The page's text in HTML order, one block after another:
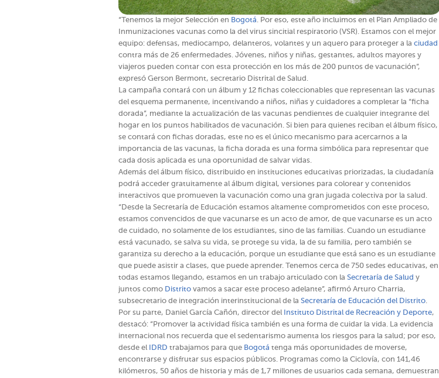
“Tenemos la mejor Selección en Bogotá. Por eso, este año incluimos en el Plan Ampliado de
Inmunizaciones vacunas como la del virus sincitial respiratorio (VSR). Estamos con el mejor
equipo: defensas, mediocampo, delanteros, volantes y un aquero para proteger a la ciudad
contra más de 26 enfermedades. Jóvenes, niños y niñas, gestantes, adultos mayores y
viajeros pueden contar con esta protección en los más de 200 puntos de vacunación”,
expresó Gerson Bermont, secretario Distrital de Salud.
La campaña contará con un álbum y 12 fichas coleccionables que representan las vacunas
del esquema permanente, incentivando a niños, niñas y cuidadores a completar la “ficha
dorada”, mediante la actualización de las vacunas pendientes de cualquier integrante del
hogar en los puntos habilitados de vacunación. Si bien para quienes reciban el álbum físico,
se contará con fichas doradas, este no es el único mecanismo para acercarnos a la
importancia de las vacunas, la ficha dorada es una forma simbólica para representar que
cada dosis aplicada es una oportunidad de salvar vidas.
Además del álbum físico, distribuido en instituciones educativas priorizadas, la ciudadanía
podrá acceder gratuitamente al álbum digital, versiones para colorear y contenidos
interactivos que promueven la vacunación como una gran jugada colectiva por la salud.
“Desde la Secretaría de Educación estamos altamente comprometidos con este proceso,
estamos convencidos de que vacunarse es un acto de amor, de que vacunarse es un acto
de cuidado, no solamente de los estudiantes, sino de las familias. Cuando un estudiante
está vacunado, se salva su vida, se protege su vida, la de su familia, pero también se
garantiza su derecho a la educación, porque un estudiante que está sano es un estudiante
que puede asistir a clases, que puede aprender. Tenemos cerca de 750 sedes educativas, en
todas estamos llegando, estamos en un trabajo articulado con la Secretaría de Salud y
juntos como Distrito vamos a sacar este proceso adelante”, afirmó Arturo Charria,
subsecretario de integración interinstitucional de la Secretaría de Educación del Distrito.
Por su parte, Daniel García Cañón, director del
Instituto Distrital de Recreación y Deporte,
destacó: “Promover la actividad física también es una forma de cuidar la vida. La evidencia
internacional nos recuerda que el sedentarismo aumenta los riesgos para la salud; por eso,
desde el
IDRD trabajamos para que Bogotá tenga más oportunidades de moverse,
encontrarse y disfrutar sus espacios públicos. Programas como la Ciclovía, con 141,46
kilómetros, 50 años de historia y más de 1,7 millones de usuarios cada semana, demuestran